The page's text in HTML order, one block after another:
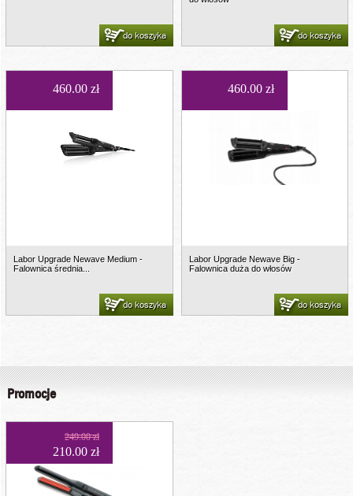
do koszyka do koszyka
460.00 zł
Labor Upgrade Newave Medium -
Falownica średnia...
do koszyka
460.00 zł
Labor Upgrade Newave Big -
Falownica duża do włosów
do koszyka
Promocje
249.00 zł
210.00 zł